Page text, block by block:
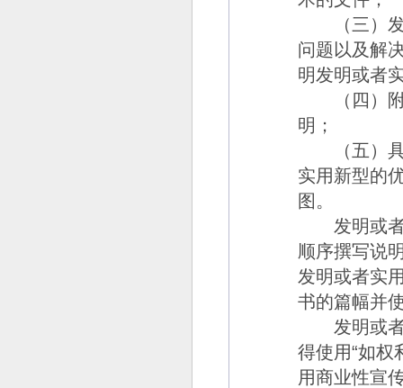
（三）发
问题以及解
明发明或者
（四）附
明；
（五）具
实用新型的
图。
发明或者
顺序撰写说
发明或者实
书的篇幅并
发明或者
得使用“如权
用商业性宣